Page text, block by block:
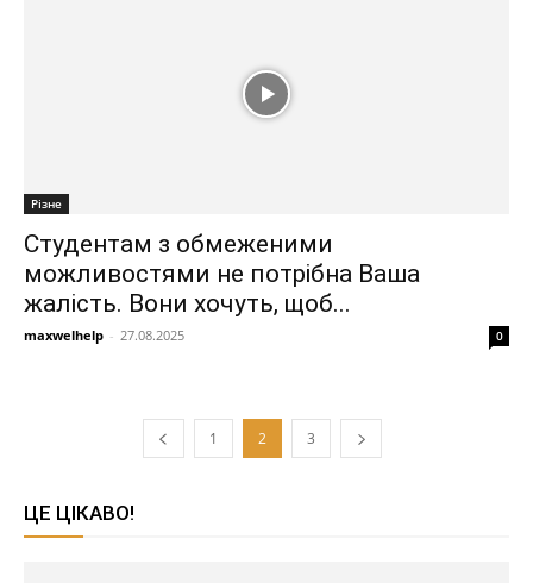
Різне
Студентам з обмеженими
можливостями не потрібна Ваша
жалість. Вони хочуть, щоб...
maxwelhelp - 27.08.2025 0
1 2 3
ЦЕ ЦІКАВО!